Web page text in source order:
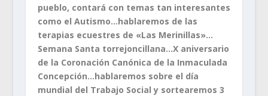
pueblo, contará con temas tan interesantes
como el Autismo…hablaremos de las
terapias ecuestres de «Las Merinillas»…
Semana Santa torrejoncillana…X aniversario
de la Coronación Canónica de la Inmaculada
Concepción…hablaremos sobre el día
mundial del Trabajo Social y sortearemos 3